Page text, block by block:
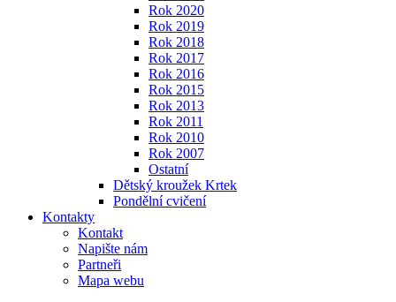
Rok 2020
Rok 2019
Rok 2018
Rok 2017
Rok 2016
Rok 2015
Rok 2013
Rok 2011
Rok 2010
Rok 2007
Ostatní
Dětský kroužek Krtek
Pondělní cvičení
Kontakty
Kontakt
Napište nám
Partneři
Mapa webu